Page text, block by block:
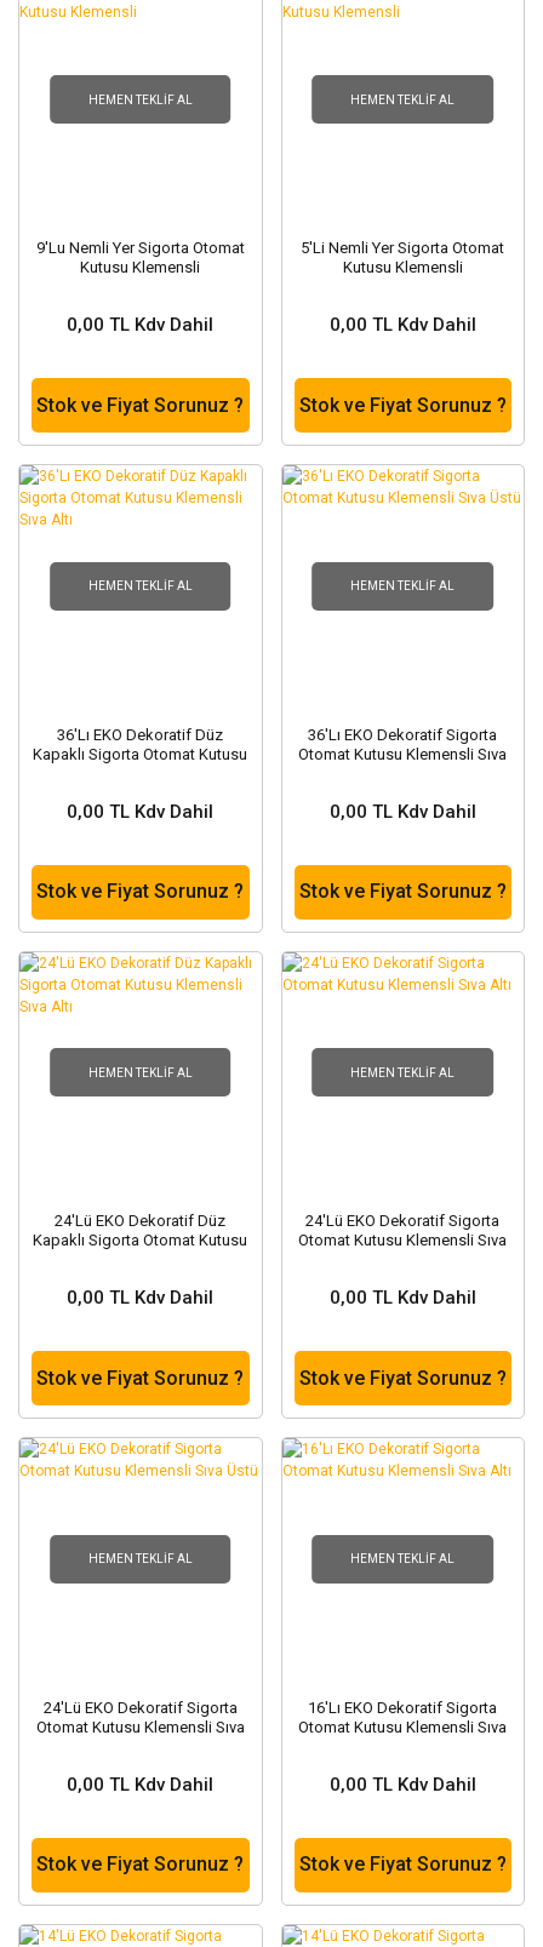
HEMEN TEKLIF AL
9'Lu Nemli Yer Sigorta Otomat
Kutusu Klemensli
0,00 TL Kdv Dahil
Stok ve Fiyat Sorunuz ?
HEMEN TEKLIF AL
5'Li Nemli Yer Sigorta Otomat
Kutusu Klemensli
0,00 TL Kdv Dahil
Stok ve Fiyat Sorunuz ?
HEMEN TEKLIF AL
36'Lı EKO Dekoratif Düz
Kapaklı Sigorta Otomat Kutusu
0,00 TL Kdv Dahil
Stok ve Fiyat Sorunuz ?
HEMEN TEKLIF AL
36'Lı EKO Dekoratif Sigorta
Otomat Kutusu Klemensli Sıva
0,00 TL Kdv Dahil
Stok ve Fiyat Sorunuz ?
HEMEN TEKLIF AL
24'Lü EKO Dekoratif Düz
Kapaklı Sigorta Otomat Kutusu
0,00 TL Kdv Dahil
Stok ve Fiyat Sorunuz ?
HEMEN TEKLIF AL
24'Lü EKO Dekoratif Sigorta
Otomat Kutusu Klemensli Sıva
0,00 TL Kdv Dahil
Stok ve Fiyat Sorunuz ?
HEMEN TEKLIF AL
24'Lü EKO Dekoratif Sigorta
Otomat Kutusu Klemensli Sıva
0,00 TL Kdv Dahil
Stok ve Fiyat Sorunuz ?
HEMEN TEKLIF AL
16'Lı EKO Dekoratif Sigorta
Otomat Kutusu Klemensli Sıva
0,00 TL Kdv Dahil
Stok ve Fiyat Sorunuz ?